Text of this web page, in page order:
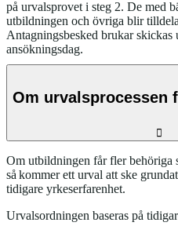
på urvalsprovet i steg 2. De med
utbildningen och övriga blir
Antagningsbesked brukar skickas
ansökningsdag.
Om urvalsprocessen
Om utbildningen får fler behöriga
såkommer ett urval att ske
tidigare yrkeserfarenhet.
Urvalsordningen baseras på